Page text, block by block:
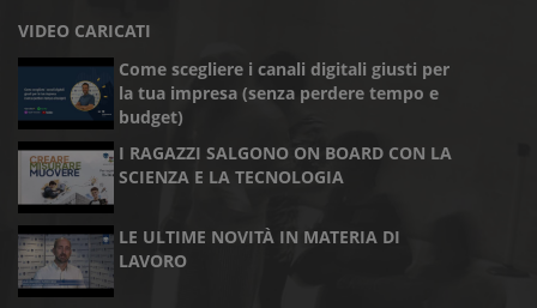
VIDEO CARICATI
Come scegliere i canali digitali giusti per
la tua impresa (senza perdere tempo e
budget)
I RAGAZZI SALGONO ON BOARD CON LA
SCIENZA E LA TECNOLOGIA
LE ULTIME NOVITÀ IN MATERIA DI
LAVORO